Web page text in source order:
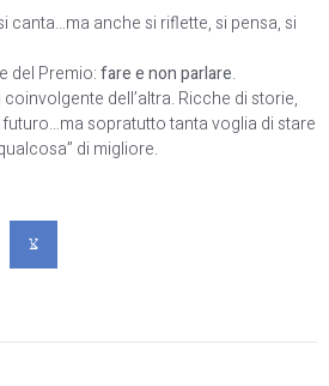
canta…ma anche si riflette, si pensa, si
del Premio:fare e non parlare.
dell’altra. Ricche di storie,
sopratutto tanta voglia di stare
di migliore.